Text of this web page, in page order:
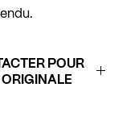
POUR
ORIGINALE